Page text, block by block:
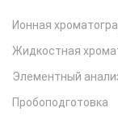
Ионная
Жидкостная
Элементный
Пробоподготовка